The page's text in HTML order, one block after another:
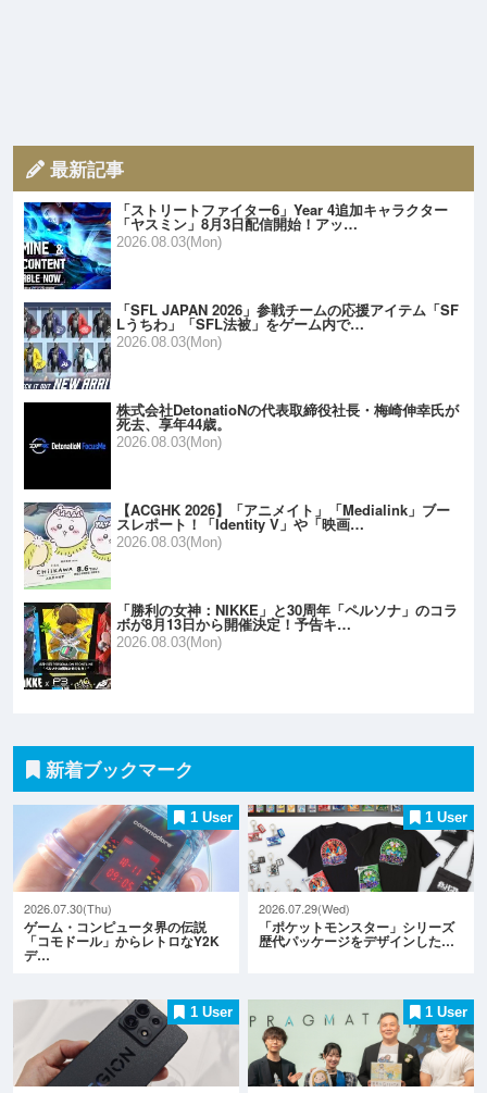
最新記事
「ストリートファイター6」Year 4追加キャラクター
「ヤスミン」8月3日配信開始！アッ…
2026.08.03(Mon)
「SFL JAPAN 2026」参戦チームの応援アイテム「SF
Lうちわ」「SFL法被」をゲーム内で…
2026.08.03(Mon)
株式会社DetonatioNの代表取締役社長・梅崎伸幸氏が
死去、享年44歳。
2026.08.03(Mon)
【ACGHK 2026】「アニメイト」「Medialink」ブー
スレポート！「Identity V」や「映画…
2026.08.03(Mon)
「勝利の女神：NIKKE」と30周年「ペルソナ」のコラ
ボが8月13日から開催決定！予告キ…
2026.08.03(Mon)
新着ブックマーク
1 User
2026.07.30(Thu)
ゲーム・コンピュータ界の伝説
「コモドール」からレトロなY2K
デ…
1 User
2026.07.29(Wed)
「ポケットモンスター」シリーズ
歴代パッケージをデザインした…
1 User 1 User